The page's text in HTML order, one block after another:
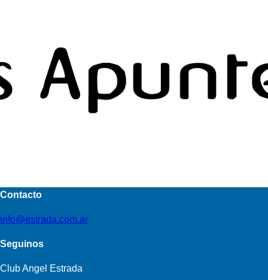
Contacto
info@estrada.com.ar
Seguinos
Club Angel Estrada